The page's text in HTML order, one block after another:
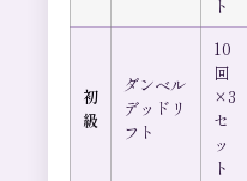
ト
初
級
ダンベル
デッドリ
フト
10
回
×3
セ
ッ
ト